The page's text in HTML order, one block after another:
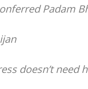
Padam
doesn’t